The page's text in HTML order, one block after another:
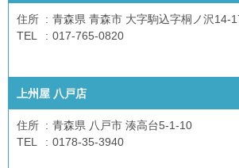
住所
青森県 青森市 大字駒込字桐ノ沢14-
TEL
017-765-0820
上州屋 八戸店
住所
青森県 八戸市 湊高台5-1-10
TEL
0178-35-3940